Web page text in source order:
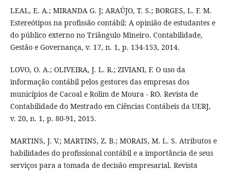
LEAL, E. A.; MIRANDA G. J; ARAÚJO, T. S.; BORGES, L. F. M.
Estereótipos na profissão contábil: A opinião de estudantes e
do público externo no Triângulo Mineiro. Contabilidade,
Gestão e Governança, v. 17, n. 1, p. 134-153, 2014.
LOVO, O. A.; OLIVEIRA, J. L. R.; ZIVIANI, F. O uso da
informação contábil pelos gestores das empresas dos
municípios de Cacoal e Rolim de Moura - RO. Revista de
Contabilidade do Mestrado em Ciências Contábeis da UERJ,
v. 20, n. 1, p. 80-91, 2015.
MARTINS, J. V.; MARTINS, Z. B.; MORAIS, M. L. S. Atributos e
habilidades do profissional contábil e a importância de seus
serviços para a tomada de decisão empresarial. Revista